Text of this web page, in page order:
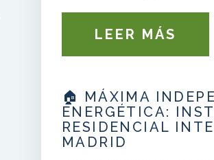
LEER MÁS
🏠 MÁXIMA
ENERGÉTICA:
RESIDENCIAL
MADRID